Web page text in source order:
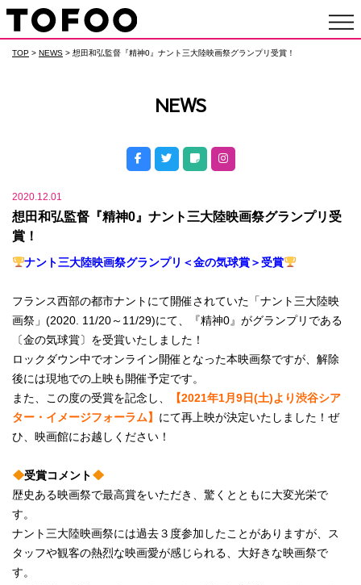
TOP > NEWS > 想田和弘監督『精神0』ナント三大陸映画祭グランプリ受賞！
NEWS
2020.12.01
想田和弘監督『精神0』ナント三大陸映画祭グランプリ受
賞！
ナント三大陸映画祭グランプリ＜金の気球賞＞受賞
フランス西部の都市ナントにて開催されていた「ナント三大陸映
画祭」(2020. 11/20～11/29)にて、『精神0』がグランプリである
〔金の気球賞〕を受賞いたしました！
ロックダウン中でオンライン開催となった本映画祭ですが、解除
後には現地での上映も開催予定です。
また、この度の受賞を記念し、
【2021年1月9日(土)より渋谷シア
ター・イメージフォーラム】 にて再上映が決定いたしました！ぜ
ひ、映画館にお越しください！
受賞コメント
歴史ある映画祭で最高賞をいただき、驚くとともに大変光栄で
す。
ナント三大陸映画祭には過去３度参加したことがありますが、ス
タッフや観客の熱烈な映画愛が感じられる、大好きな映画祭で
す。